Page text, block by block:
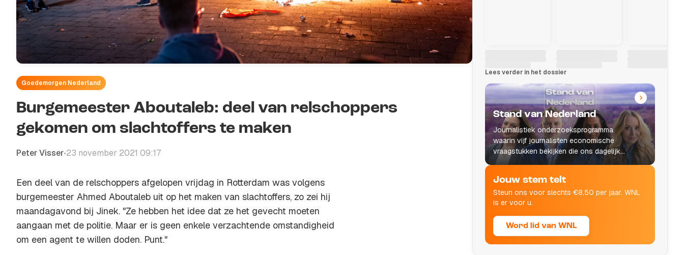
Goedemorgen Nederland
Burgemeester Aboutaleb: deel van relschoppers
gekomen om slachtoffers te maken
Peter Visser•23 november 2021 09:17
Een deel van de relschoppers afgelopen vrijdag in Rotterdam was volgens
burgemeester Ahmed Aboutaleb uit op het maken van slachtoffers, zo zei hij
maandagavond bij Jinek. "Ze hebben het idee dat ze het gevecht moeten
aangaan met de politie. Maar er is geen enkele verzachtende omstandigheid
om een agent te willen doden. Punt."
Lees verder in het dossier
Stand van Nederland
Journalistiek onderzoeksprogramma
waarin vijf journalisten economische
vraagstukken bekijken die ons dagelijks
leven raken.
Jouw stem telt
Steun ons voor slechts €8,50 per jaar. WNL
is er voor u.
Word lid van WNL